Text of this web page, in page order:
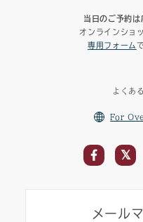
当日のご予約は
オンラインショ
専用フォーム
よくあ
For
メール